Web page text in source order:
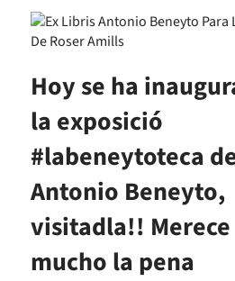
Hoy se ha
la exposició
#labeneytoteca
Antonio Beneyto,
visitadla!! Merece
mucho la pena